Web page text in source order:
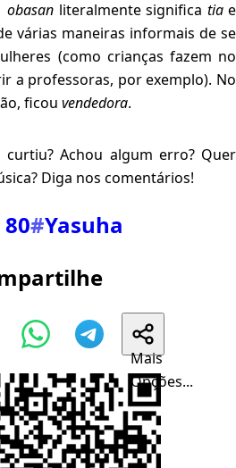
obasan literalmente significa tiae
várias maneiras informais de se
(como crianças fazem no
a professoras, por exemplo). No
ficou vendedora.
Achou algum erro? Quer
Diga nos comentários!
#Yasuha
Mais
Opções...